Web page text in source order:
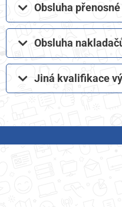
Obsluha
Obsluha
Jiná kvalifikace